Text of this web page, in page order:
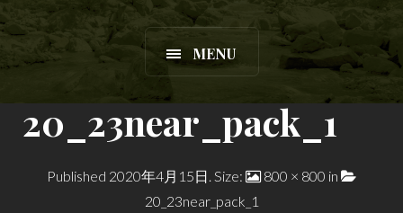
MENU
20_23near_pack_1
Published 2020年4月15日. Size: 800 × 800 in
20_23near_pack_1